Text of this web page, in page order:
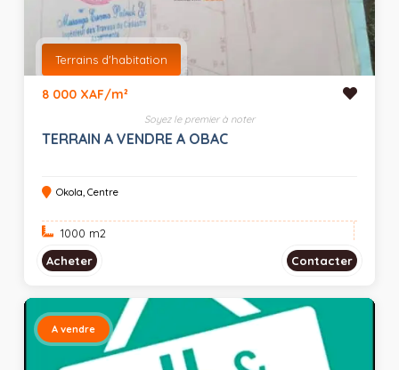
Terrains d'habitation
8 000 XAF/m²
Soyez le premier à noter
TERRAIN A VENDRE A OBAC
Okola, Centre
1000 m2
Acheter
Contacter
A vendre